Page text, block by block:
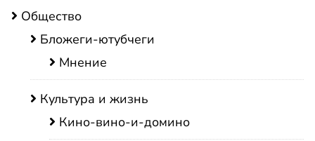
Общество
Бложеги-ютубчеги
Мнение
Культура и жизнь
Кино-вино-и-домино